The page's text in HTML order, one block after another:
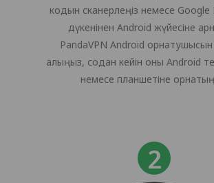
кодын сканерлеңіз немесе Google
дүкенінен Android жүйесіне
PandaVPN Android
алыңыз, содан кейін оны Android
немесе планшетіне